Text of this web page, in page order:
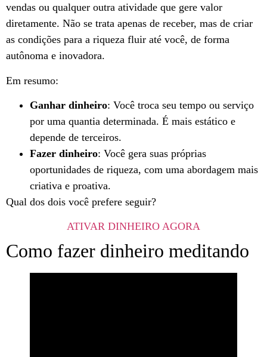
vendas ou qualquer outra atividade que gere valor
diretamente. Não se trata apenas de receber, mas de criar
as condições para a riqueza fluir até você, de forma
autônoma e inovadora.
Em resumo:
Ganhar dinheiro: Você troca seu tempo ou serviço
por uma quantia determinada. É mais estático e
depende de terceiros.
Fazer dinheiro: Você gera suas próprias
oportunidades de riqueza, com uma abordagem mais
criativa e proativa.
Qual dos dois você prefere seguir?
ATIVAR DINHEIRO AGORA
Como fazer dinheiro meditando